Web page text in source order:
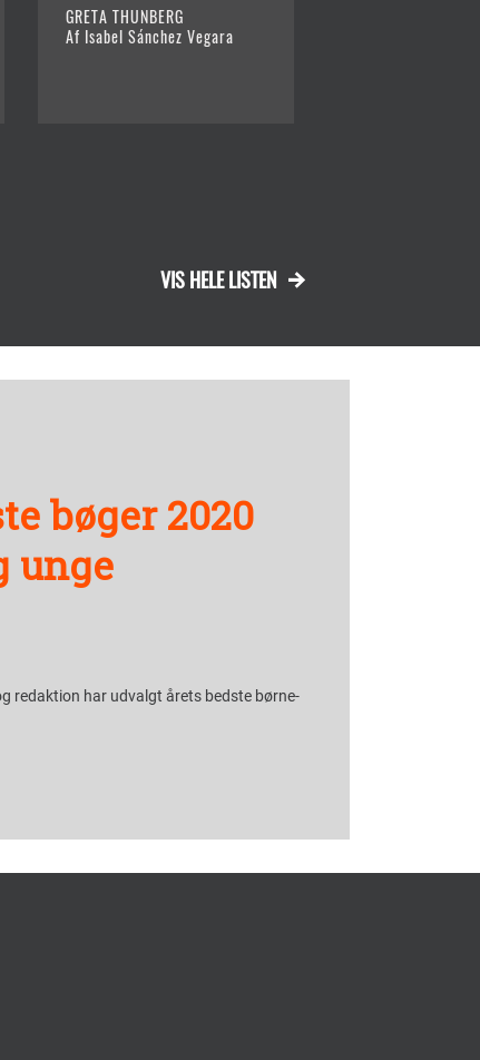
GRETA THUNBERG
Af Isabel Sánchez Vegara
VIS HELE LISTEN
bøger 2020
unge
redaktion har udvalgt årets bedste børne-